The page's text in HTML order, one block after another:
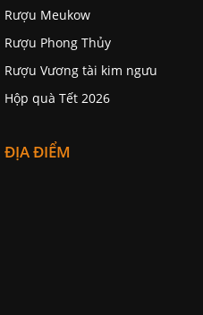
Rượu Meukow
Rượu Phong Thủy
Rượu Vương tài kim ngưu
Hộp quà Tết 2026
ĐỊA ĐIỂM